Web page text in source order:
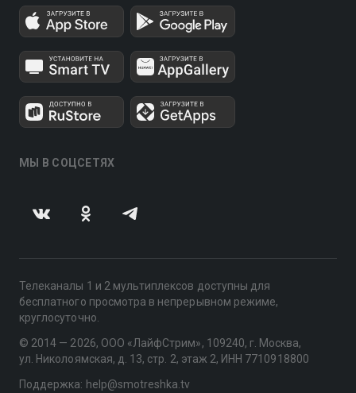
МЫ В СОЦСЕТЯХ
Телеканалы 1 и 2 мультиплексов доступны для
бесплатного просмотра в непрерывном режиме,
круглосуточно.
© 2014 — 2026, ООО «ЛайфСтрим», 109240, г. Москва,
ул. Николоямская, д. 13, стр. 2, этаж 2, ИНН 7710918800
Поддержка: help@smotreshka.tv